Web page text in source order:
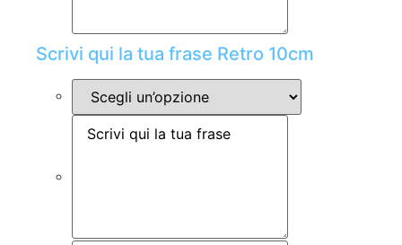
Scrivi qui la tua frase Retro 10cm